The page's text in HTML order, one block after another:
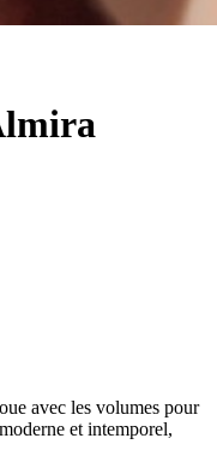
avec les volumes pour
et intemporel,